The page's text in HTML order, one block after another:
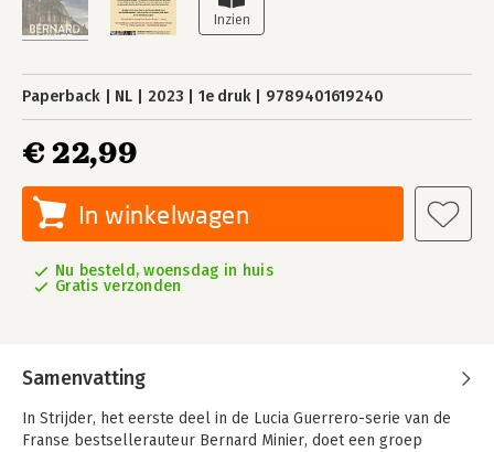
Paperback NL 2023 1e druk 9789401619240
€ 22,99
In winkelwagen
Nu besteld, woensdag in huis
Gratis verzonden
Samenvatting
In Strijder, het eerste deel in de Lucia Guerrero-serie van de
Franse bestsellerauteur Bernard Minier, doet een groep